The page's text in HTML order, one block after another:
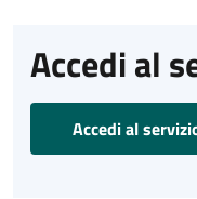
Accedi al
Accedi al